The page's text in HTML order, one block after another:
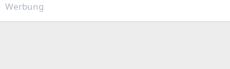
Werbung